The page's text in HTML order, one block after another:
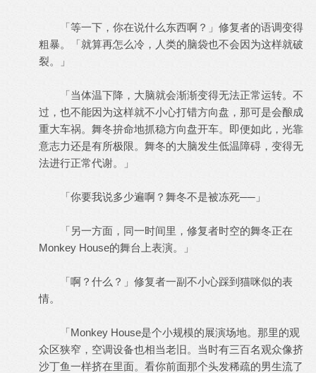
「等一下，你在说什么东西啊？」修复者的语调变得
粗暴。「就算再怎么冷，人类的脑袋也不会因为这样就破
裂。」
「当体温下降，大脑就会渐渐变得无法正常运转。不
过，也不能因为这样就不小心打错方向盘，那可是会酿成
重大车祸。舞冬拚命地抓稳方向盘开车。即便如此，光靠
意志力还是有所极限。舞冬的大脑发生低温障碍，变得无
法进行正常代谢。」
「你要我说多少遍啊？舞冬不是被冻死──」
「另一方面，同一时间里，修复者时空的舞冬正在
Monkey House的舞台上表演。」
「啊？什么？」修复者一副不小心踩到猫咪似的表
情。
「Monkey House是个小规模的展演场地。那里的观
众区狭窄，空调设备也相当老旧。当时有三百名观众像挤
沙丁鱼一样挤在里面。看你前面那个头发稀疏的男生流了